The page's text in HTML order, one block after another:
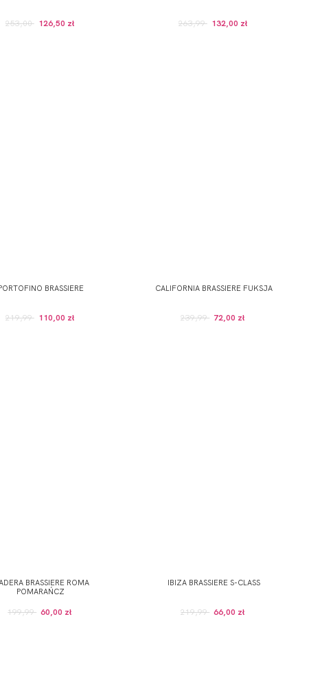
253,00 126,50 zł 263,99 132,00 zł
BRASSIERE
219,99 110,00 zł
CALIFORNIA BRASSIERE FUKSJA
239,99 72,00 zł
BRASSIERE ROMA
POMARAŃCZ
199,99 60,00 zł
IBIZA BRASSIERE S-CLASS
219,99 66,00 zł